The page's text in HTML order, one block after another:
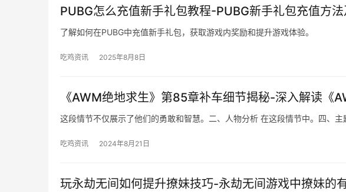
PUBG怎么充值新手礼包教程-PUBG新手礼包充值方
了解如何在PUBG中充值新手礼包，获取游戏内奖励和提升游戏体验。
吃鸡资讯 2025年8月8日
《AWM绝地求生》第85章补车细节揭秘-深入解读《
这段情节不仅展示了他们的勇敢和智慧。二、人物分析 在这段情节中。四、
吃鸡资讯 2024年8月21日
玩永劫无间如何提升撩妹技巧-永劫无间游戏中撩妹的